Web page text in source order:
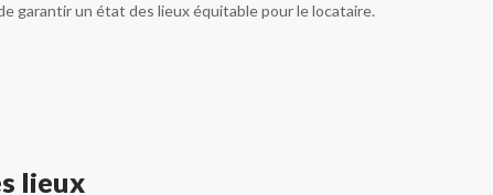
garantir un état des lieux équitable pour le locataire.
lieux